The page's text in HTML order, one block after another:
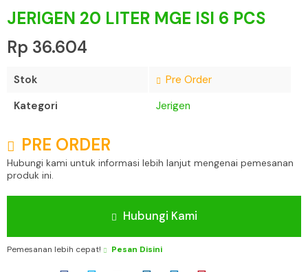
JERIGEN 20 LITER MGE ISI 6 PCS
Rp 36.604
Stok
Pre Order
Kategori
Jerigen
PRE ORDER
Hubungi kami untuk informasi lebih lanjut mengenai pemesanan
produk ini.
Hubungi Kami
Pemesanan lebih cepat! Pesan Disini